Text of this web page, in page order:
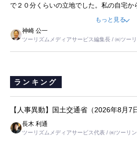
で２０分くらいの立地でした。私の自宅か
ました。母の住まいから近いという理由で
すが、私と妹にとっては、半日仕事ででし
は、当人だけではなく、世話をする家族の
と思いました。
もっと見る
神崎 公一
ツーリズムメディアサービス編集長 / ㈱ツー
ランキング
【人事異動】国土交通省（2026年8月7
長木 利通
ツーリズムメディアサービス代表 / ㈱ツーリン